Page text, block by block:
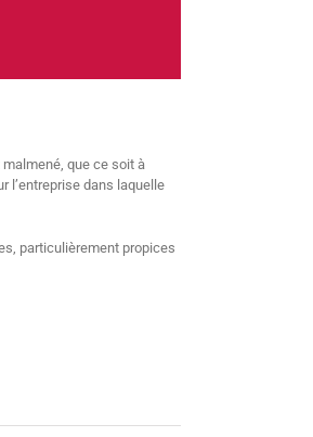
que ce soit à
l’entreprise dans laquelle
particulièrement propices